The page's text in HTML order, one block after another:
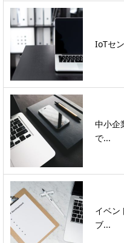
IoTセ
中小企
で...
イベン
ブ...